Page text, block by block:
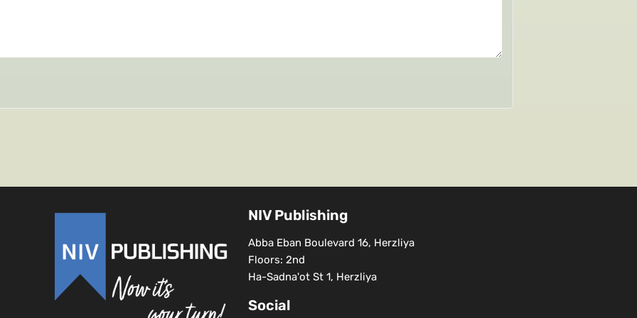
NIV Publishing
Abba Eban Boulevard 16, Herzliya
Floors: 2nd
Ha-Sadna'ot St 1, Herzliya
Social